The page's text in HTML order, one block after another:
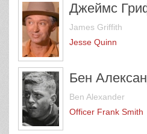
Джеймс
James Griffith
Jesse Quinn
Бен
Ben Alexander
Officer Frank Smith